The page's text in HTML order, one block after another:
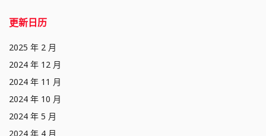
更新日历
2025 年 2 月
2024 年 12 月
2024 年 11 月
2024 年 10 月
2024 年 5 月
2024 年 4 月